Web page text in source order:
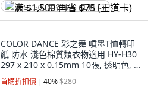
满 $1,500 再省 $75 (王道卡)
COLOR DANCE 彩之舞 噴墨T恤轉印
紙 防水 淺色棉質類衣物適用 HY-H30
297 x 210 x 0.15mm 10張, 透明色, 1
包
首購折扣價 40%$280